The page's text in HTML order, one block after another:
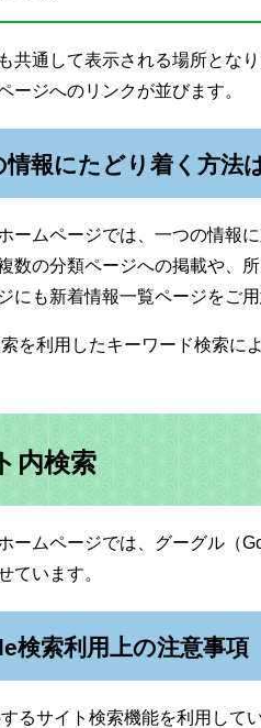
共通して表示される場所とな
ージへのリンクが並びます。
情報にたどり着く方法
ームページでは、一つの情報
数の分類ページへの掲載や、
にも新着情報一覧ページをご用
を利用したキーワード検索に
内検索
ームページでは、グーグル（
ています。
検索利用上の注意事項
るサイト検索機能を利用して